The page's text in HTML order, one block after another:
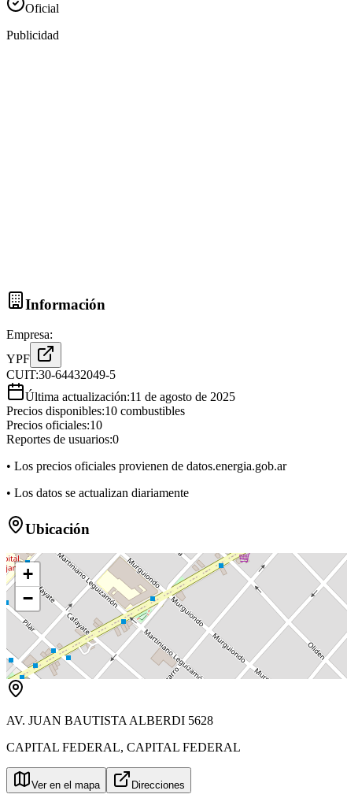
Oficial
Publicidad
Información
Empresa:
YPF
CUIT:30-64432049-5
Última actualización:11 de agosto de 2025
Precios disponibles:10 combustibles
Precios oficiales:10
Reportes de usuarios:0
• Los precios oficiales provienen de datos.energia.gob.ar
• Los datos se actualizan diariamente
Ubicación
+
−
AV. JUAN BAUTISTA ALBERDI 5628
CAPITAL FEDERAL, CAPITAL FEDERAL
Ver en el mapa Direcciones